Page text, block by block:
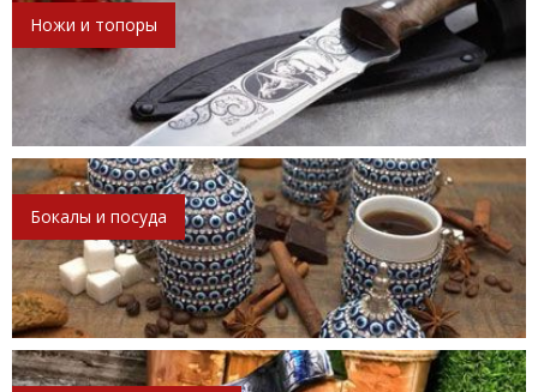
Ножи и топоры
Бокалы и посуда